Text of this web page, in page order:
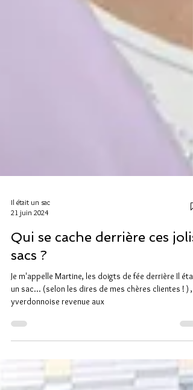
21 juin 2024
Qui se cache derrière ces jolis
sacs ?
Je m'appelle Martine, les doigts de fée derrière Il était
yverdonnoise revenue aux